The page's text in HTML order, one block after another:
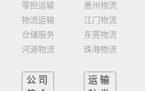
零担运输
物流运输
仓储服务
河源物流
惠州物流
江门物流
东莞物流
珠海物流
公司
运输